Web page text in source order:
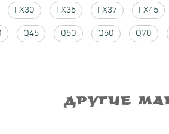
FX30 FX35 FX37 FX45
Q45 Q50 Q60 Q70
ДРУГИЕ